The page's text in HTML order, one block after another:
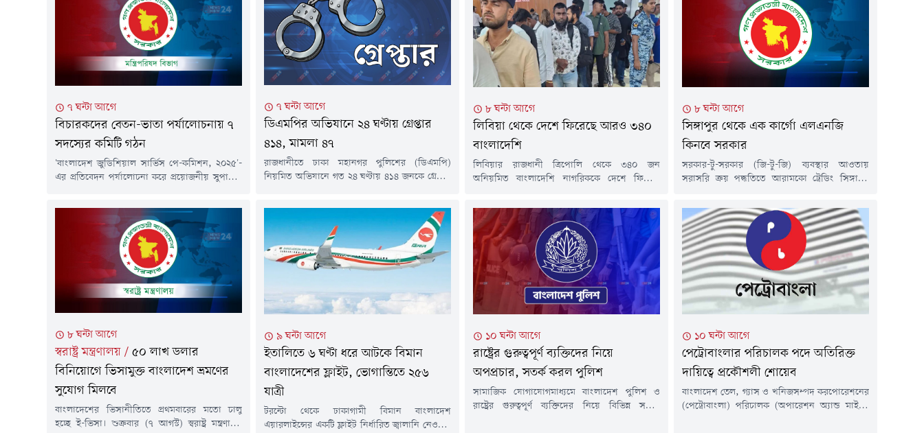
৭ ঘন্টা আগে
বিচারকদের বেতন-ভাতা পর্যালোচনায় ৭
সদস্যের কমিটি গঠন
'বাংলাদেশ জুডিশিয়াল সার্ভিস পে-কমিশন, ২০২৫'-
এর প্রতিবেদন পর্যালোচনা করে প্রয়োজনীয় সুপারিশ
সুবিধা পর্যালোচনার পর কমিশন এ প্রতিবেদন জমা
দিয়েছিল।গত ৪ আগস্ট মন্ত্রিপরিষদ বিভাগ থেকে এ
বিষয়ে প্রজ্ঞাপন জারি করা হয়।অর্থ ও পরিকল্পনা
মন্ত্রীকে কমিটির সভাপতি করা হয়েছে।...
৭ ঘন্টা আগে
ডিএমপির অভিযানে ২৪ ঘণ্টায় গ্রেপ্তার
৪১৪, মামলা ৪৭
রাজধানীতে ঢাকা মহানগর পুলিশের (ডিএমপি)
নিয়মিত অভিযানে গত ২৪ ঘণ্টায় ৪১৪ জনকে গ্রেপ্তার
দিবাগত রাত ১২টা থেকে গতকাল বৃহস্পতিবার রাত
১২টা পর্যন্ত চলা অভিযানে এসব ব্যক্তিকে গ্রেপ্তার করা
হয়।ডিএমপি জানায়, গ্রেপ্তার ব্যক্তিদের মধ্যে রমনা
বিভাগের...
৮ ঘন্টা আগে
লিবিয়া থেকে দে‌শে ফি‌রে‌ছে আরও ৩৪০
বাংলাদেশি
লিবিয়ার রাজধানী ত্রিপোলি থেকে ৩৪০ জন
অনিয়মিত বাংলাদেশি নাগরিককে দেশে ফিরিয়ে
মিনিটে ফ্লাই ওইয়া এয়ারলাইন্সের একটি ফ্লাইটে তারা
হজরত শাহজালাল আন্তর্জাতিক বিমানবন্দরে পৌঁছান।
লিবিয়ায় অবস্থিত বাংলাদেশ দূতাবাস, পররাষ্ট্র
মন্ত্রণালয় এবং প্রবাসী কল্যাণ ও বৈদেশিক কর্মসংস্থান
মন্ত্রণালয়ের মাধ্যমে লিবিয়া সরকার ও আন্তর্জাতিক
অভিবাসন সংস্থার সহযোগিতায়...
৮ ঘন্টা আগে
সিঙ্গাপুর থেকে এক কার্গো এলএনজি
কিনবে সরকার
সরকার-টু-সরকার (জি-টু-জি) ব্যবস্থার আওতায়
সরাসরি ক্রয় পদ্ধতিতে আরামকো ট্রেডিং সিঙ্গাপুর
প্রাকৃতিক গ্যাস (এলএনজি) আমদানির প্রস্তাব
অনুমোদন করেছে সরকার।অর্থ ও পরিকল্পনা মন্ত্রী
আমির খসরু মাহমুদ চৌধুরীর সভাপতিত্বে শুক্রবার (৭
আগস্ট) ভার্চুয়ালি অনুষ্ঠিত ২০২৬-২৭ অর্থবছরের
সরকারি ক্রয় সংক্রান্ত মন্ত্রিসভা কমিটির অষ্টম সভায় এ
অনুমোদন দেওয়া...
৮ ঘন্টা আগে
স্বরাষ্ট্র মন্ত্রণালয় / ৫০ লাখ ডলার
বিনিয়োগে ভিসামুক্ত বাংলাদেশ ভ্রমণের
সুযোগ মিলবে
বাংলাদেশের ভিসানীতিতে প্রথমবারের মতো চালু
হচ্ছে ই-ভিসা। শুক্রবার (৭ আগস্ট) স্বরাষ্ট্র মন্ত্রণালয়
৯ ঘন্টা আগে
ইতালিতে ৬ ঘণ্টা ধরে আটকে বিমান
বাংলাদেশের ফ্লাইট, ভোগান্তিতে ২৫৬
যাত্রী
টরন্টো থেকে ঢাকাগামী বিমান বাংলাদেশ
এয়ারলাইন্সের একটি ফ্লাইট নির্ধারিত জ্বালানি নেওয়ার
১০ ঘন্টা আগে
রাষ্ট্রের গুরুত্বপূর্ণ ব্যক্তিদের নিয়ে
অপপ্রচার, সতর্ক করল পুলিশ
সামাজিক যোগাযোগমাধ্যমে বাংলাদেশ পুলিশ ও
রাষ্ট্রের গুরুত্বপূর্ণ ব্যক্তিদের নিয়ে বিভিন্ন সময়ে
১০ ঘন্টা আগে
পেট্রোবাংলার পরিচালক পদে অতিরিক্ত
দায়িত্বে প্রকৌশলী শোয়েব
বাংলাদেশ তেল, গ্যাস ও খনিজসম্পদ করপোরেশনের
(পেট্রোবাংলা) পরিচালক (অপারেশন অ্যান্ড মাইন্স)